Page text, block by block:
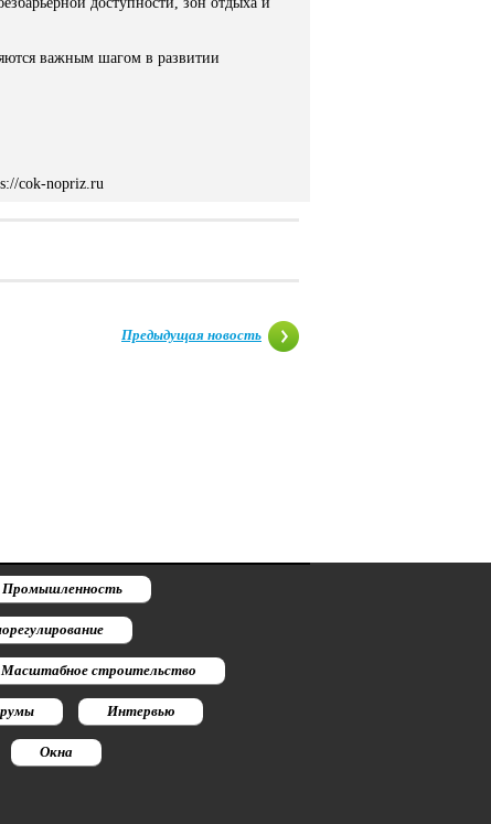
важным шагом в развитии
cok-nopriz.ru
Предыдущая новость
Промышленность
Масштабное строительство
Интервью
Окна